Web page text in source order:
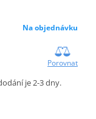
Na objednávku
Porovnat
je 2-3 dny.